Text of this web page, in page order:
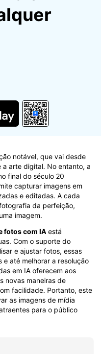
notável, que vai desde
a arte digital. No entanto, a
final do século 20
capturar imagens em
e editadas. A cada
da perfeição,
imagem.
fotos com IA está
Com o suporte do
e ajustar fotos, essas
até melhorar a resolução
em IA oferecem aos
novas maneiras de
facilidade. Portanto, este
as imagens de mídia
para o público